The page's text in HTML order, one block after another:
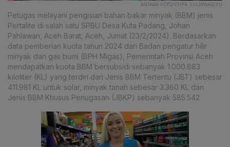
ANTARA FOTO/SYIFA YULINNAS/YU
Petugas melayani pengisian bahan bakar minyak (BBM) jenis
Pertalite di salah satu SPBU Desa Kuta Padang, Johan
Pahlawan, Aceh Barat, Aceh, Jumat (23/2/2024). Berdasarkan
data pemberian kuota tahun 2024 dari Badan pengatur hilir
minyak dan gas bumi (BPH Migas), Pemerintah Provinsi Aceh
mendapatkan kuota BBM bersubsidi sebanyak 1.000.883
kiloliter (KL) yang terdiri dari Jenis BBM Tertentu (JBT) sebesar
411.981 KL untuk solar, minyak tanah sebesar 3.360 KL dan
Jenis BBM Khusus Penugasan (JBKP) sebanyak 585.542